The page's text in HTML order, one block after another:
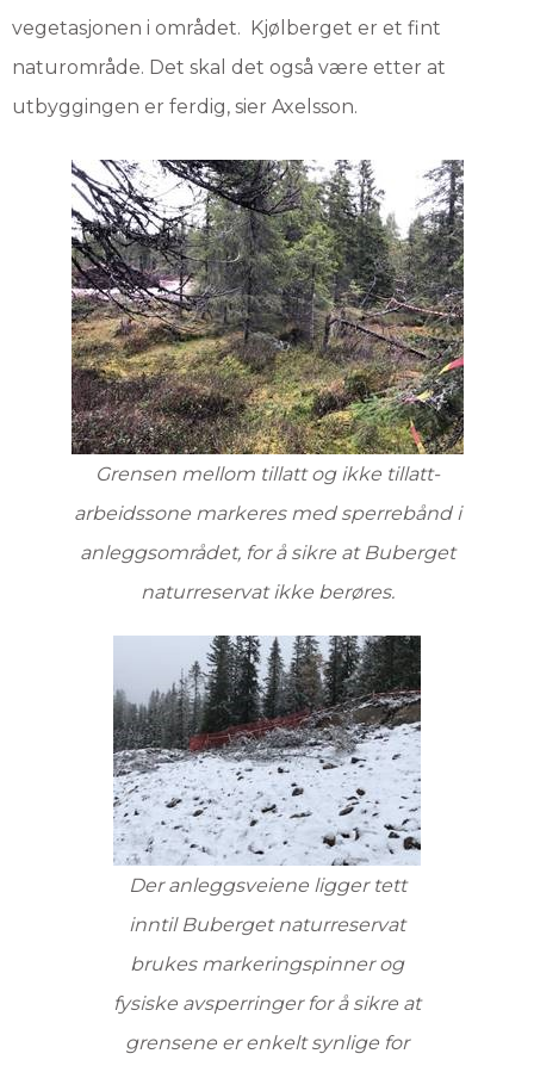
vegetasjonen i området. Kjølberget er et fint
naturområde. Det skal det også være etter at
utbyggingen er ferdig, sier Axelsson.
Grensen mellom tillatt og ikke tillatt-
arbeidssone markeres med sperrebånd i
anleggsområdet, for å sikre at Buberget
naturreservat ikke berøres.
Der anleggsveiene ligger tett
inntil Buberget naturreservat
brukes markeringspinner og
fysiske avsperringer for å sikre at
grensene er enkelt synlige for